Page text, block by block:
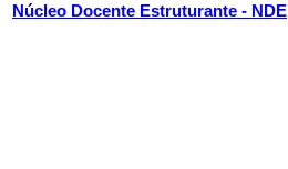
Núcleo Docente Estruturante - NDE